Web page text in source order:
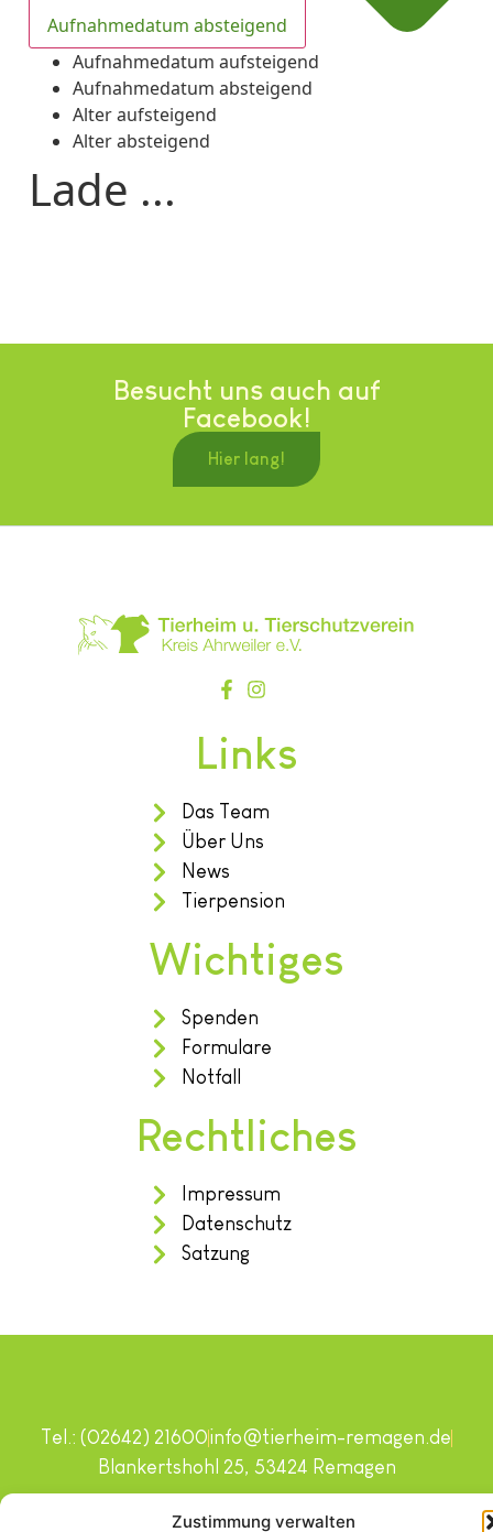
Zustimmung verwalten
Aufnahmedatum absteigend
Aufnahmedatum aufsteigend
Aufnahmedatum absteigend
Alter aufsteigend
Alter absteigend
Lade ...
Besucht uns auch auf
Facebook!
Hier lang!
Links
Das Team
Über Uns
News
Tierpension
Wichtiges
Spenden
Formulare
Notfall
Rechtliches
Impressum
Datenschutz
Satzung
Copyright © 2024. Alle Rechte vorbehalten.
Tel.: (02642) 21600info@tierheim-remagen.de
Blankertshohl 25, 53424 Remagen